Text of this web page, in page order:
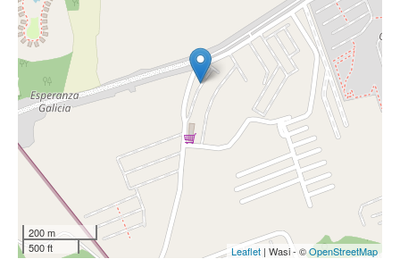
200 m
500 ft
Leaflet | Wasi - ©OpenStreetMap